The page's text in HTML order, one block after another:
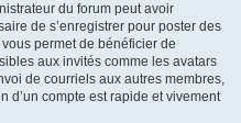
du forum peut avoir
de s’enregistrer pour poster des
permet de bénéficier de
aux invités comme les avatars
de courriels aux autres membres,
d’un compte est rapide et vivement